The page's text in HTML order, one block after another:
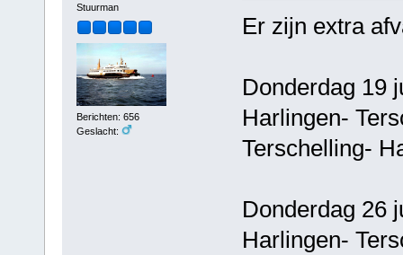
Stuurman
Berichten: 656
Geslacht:
Er zijn extra
Donderdag 19
Harlingen-
Donderdag 26
Harlingen-